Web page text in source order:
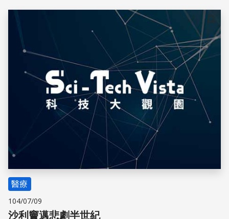
儲存
醫療
104/07/09
沙利竇邁悲劇半世紀